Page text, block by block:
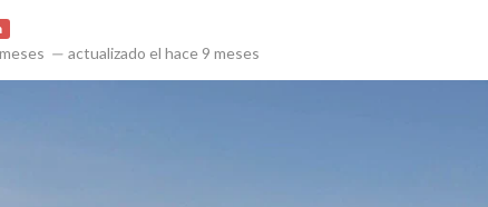
— actualizado el hace 9 meses